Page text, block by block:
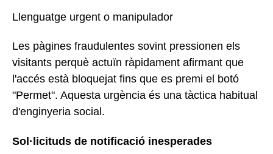
Llenguatge urgent o manipulador
Les pàgines fraudulentes sovint pressionen els
visitants perquè actuïn ràpidament afirmant que
l'accés està bloquejat fins que es premi el botó
"Permet". Aquesta urgència és una tàctica habitual
d'enginyeria social.
Sol·licituds de notificació inesperades